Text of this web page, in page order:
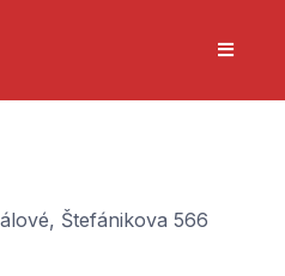
Štefánikova 566